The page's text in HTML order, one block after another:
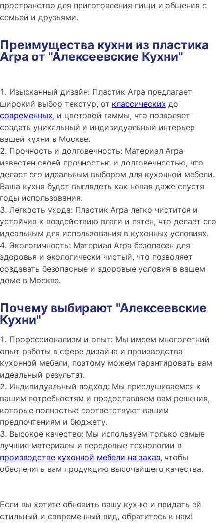
пространство для приготовления пищи и общения с
семьей и друзьями.
Преимущества кухни из пластика
Arpa от "Алексеевские Кухни"
Изысканный дизайн: Пластик Arpa предлагает
широкий выбор текстур, от классических до
современных, и цветовой гаммы, что позволяет
создать уникальный и индивидуальный интерьер
вашей кухни в Москве.
Прочность и долговечность: Материал Arpa
известен своей прочностью и долговечностью, что
делает его идеальным выбором для кухонной мебели.
Ваша кухня будет выглядеть как новая даже спустя
годы использования.
Легкость ухода: Пластик Arpa легко чистится и
устойчив к воздействию влаги и пятен, что делает его
идеальным для использования в кухонных условиях.
Экологичность: Материал Arpa безопасен для
здоровья и экологически чистый, что позволяет
создавать безопасные и здоровые условия в вашем
доме в Москве.
Почему выбирают "Алексеевские
Кухни"
Профессионализм и опыт: Мы имеем многолетний
опыт работы в сфере дизайна и производства
кухонной мебели, поэтому можем гарантировать вам
идеальный результат.
Индивидуальный подход: Мы прислушиваемся к
вашим потребностям и предоставляем вам решения,
которые полностью соответствуют вашим
предпочтениям и бюджету.
Высокое качество: Мы используем только самые
лучшие материалы и передовые технологии в
производстве кухонной мебели на заказ, чтобы
обеспечить вам продукцию высочайшего качества.
Если вы хотите обновить вашу кухню и придать ей
стильный и современный вид, обратитесь к нам!